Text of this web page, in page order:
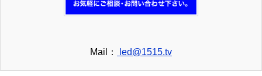
Mail： led@1515.tv